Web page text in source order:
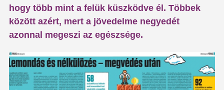
hogy több mint a felük küszködve él. Többek
között azért, mert a jövedelme negyedét
azonnal megeszi az egészsége.